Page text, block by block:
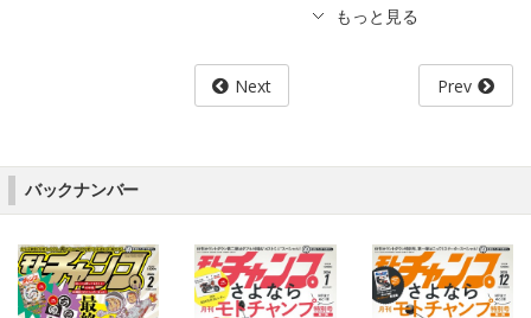
Next Prev
バックナンバー